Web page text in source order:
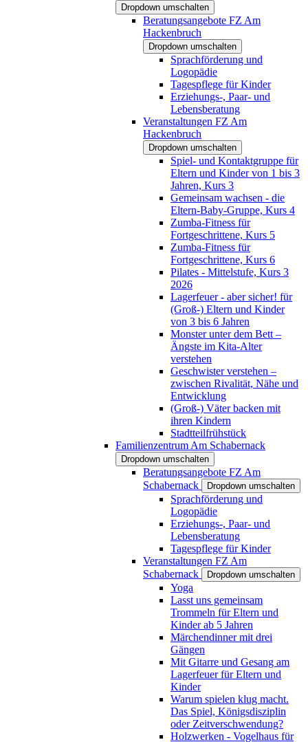
Dropdown umschalten
Beratungsangebote FZ Am
Hackenbruch
Dropdown umschalten
Sprachförderung und
Logopädie
Tagespflege für Kinder
Erziehungs-, Paar- und
Lebensberatung
Veranstaltungen FZ Am
Hackenbruch
Dropdown umschalten
Spiel- und Kontaktgruppe für
Eltern und Kinder von 1 bis 3
Jahren, Kurs 3
Gemeinsam wachsen - die
Eltern-Baby-Gruppe, Kurs 4
Zumba-Fitness für
Fortgeschrittene, Kurs 5
Zumba-Fitness für
Fortgeschrittene, Kurs 6
Pilates - Mittelstufe, Kurs 3
2026
Lagerfeuer - aber sicher! für
(Groß-) Eltern und Kinder
von 3 bis 6 Jahren
Monster unter dem Bett –
Ängste im Kita-Alter
verstehen
Geschwister verstehen –
zwischen Rivalität, Nähe und
Entwicklung
(Groß-) Väter backen mit
ihren Kindern
Stadtteilfrühstück
Familienzentrum Am Schabernack
Dropdown umschalten
Beratungsangebote FZ Am
Schabernack
Dropdown umschalten
Sprachförderung und
Logopädie
Erziehungs-, Paar- und
Lebensberatung
Tagespflege für Kinder
Veranstaltungen FZ Am
Schabernack
Dropdown umschalten
Yoga
Lasst uns gemeinsam
Trommeln für Eltern und
Kinder ab 5 Jahren
Märchendinner mit drei
Gängen
Mit Gitarre und Gesang am
Lagerfeuer für Eltern und
Kinder
Warum spielen klug macht.
Das Spiel, Königsdisziplin
oder Zeitverschwendung?
Holzwerken - Vogelhaus für